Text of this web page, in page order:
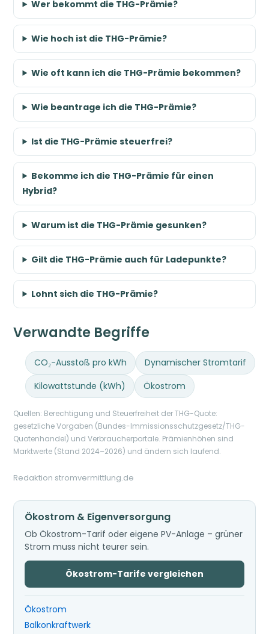
Wer bekommt die THG-Prämie?
Wie hoch ist die THG-Prämie?
Wie oft kann ich die THG-Prämie bekommen?
Wie beantrage ich die THG-Prämie?
Ist die THG-Prämie steuerfrei?
Bekomme ich die THG-Prämie für einen
Hybrid?
Warum ist die THG-Prämie gesunken?
Gilt die THG-Prämie auch für Ladepunkte?
Lohnt sich die THG-Prämie?
Verwandte Begriffe
CO₂-Ausstoß pro kWh
Dynamischer Stromtarif
Kilowattstunde (kWh)
Ökostrom
Quellen: Berechtigung und Steuerfreiheit der THG-Quote:
gesetzliche Vorgaben (Bundes-Immissionsschutzgesetz/THG-
Quotenhandel) und Verbraucherportale. Prämienhöhen sind
Marktwerte (Stand 2024–2026) und ändern sich laufend.
Redaktion stromvermittlung.de
Ökostrom & Eigenversorgung
Ob Ökostrom-Tarif oder eigene PV-Anlage – grüner
Strom muss nicht teurer sein.
Ökostrom-Tarife vergleichen
Ökostrom
Balkonkraftwerk